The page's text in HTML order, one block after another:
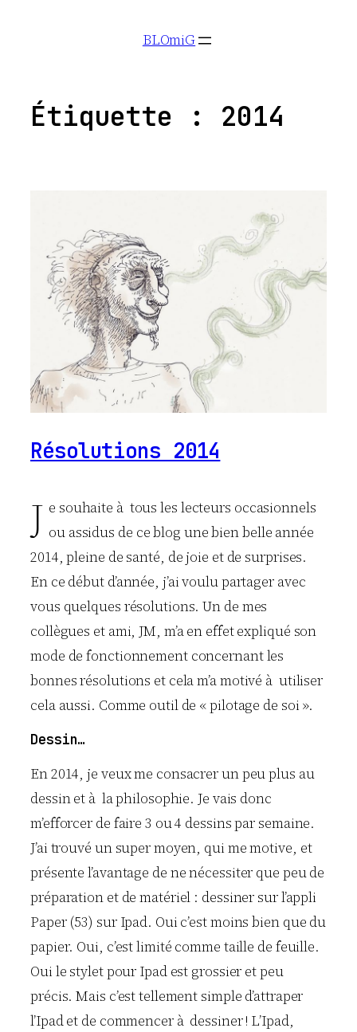
BLOmiG
Étiquette : 2014
Résolutions 2014
J e souhaite à tous les lecteurs occasionnels
ou assidus de ce blog une bien belle année
2014, pleine de santé, de joie et de surprises.
En ce début d’année, j’ai voulu partager avec
vous quelques résolutions. Un de mes
collègues et ami, JM, m’a en effet expliqué son
mode de fonctionnement concernant les
bonnes résolutions et cela m’a motivé à utiliser
cela aussi. Comme outil de « pilotage de soi ».
Dessin…
En 2014, je veux me consacrer un peu plus au
dessin et à la philosophie. Je vais donc
m’efforcer de faire 3 ou 4 dessins par semaine.
J’ai trouvé un super moyen, qui me motive, et
présente l’avantage de ne nécessiter que peu de
préparation et de matériel : dessiner sur l’appli
Paper (53) sur Ipad. Oui c’est moins bien que du
papier. Oui, c’est limité comme taille de feuille.
Oui le stylet pour Ipad est grossier et peu
précis. Mais c’est tellement simple d’attraper
l’Ipad et de commencer à dessiner ! L’Ipad,